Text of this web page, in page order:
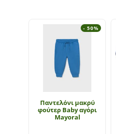
- 50%
Παντελόνι μακρύ
φούτερ Baby αγόρι
Mayoral